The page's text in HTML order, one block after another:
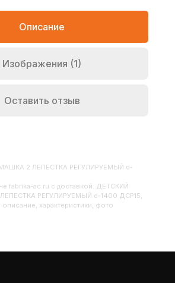
Описание
Изображения (1)
Оставить отзыв
fabrika-ac.ru с доставкой. ДЕТСКИЙ
РЕГУЛИРУЕМЫЙ d-1400 ДСР15,
описание, характеристики, фото